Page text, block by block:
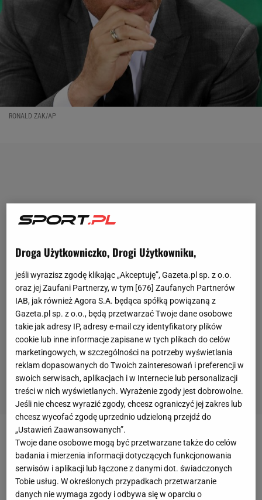
RONALD ZAK/AP
W niedzielęInterprzegrał w Genui z Sampdorią 0:1.
To była już piąta ligowa porażka pod wodzą
Holendra. Do tego dochodzą dwa przegrane mecze
na trzy rozegrane w Lidze Europy. Bilans fatalny.
Droga Użytkowniczko, Drogi Użytkowniku,
jeśli wyrazisz zgodę klikając „Akceptuję”, Gazeta.pl sp. z o.o.
oraz jej Zaufani Partnerzy, w tym [676] Zaufanych Partnerów
IAB, jak również Agora S.A. będąca spółką powiązaną z
Gazeta.pl sp. z o.o., będą przetwarzać Twoje dane osobowe
takie jak adresy IP, adresy e-mail czy identyfikatory plików
cookie lub inne informacje zapisane w tych plikach do celów
marketingowych, w szczególności na potrzeby wyświetlania
reklam dopasowanych do Twoich zainteresowań i preferencji w
swoich serwisach, aplikacjach i w Internecie lub personalizacji
treści w nich wyświetlanych. Wyrażenie zgody jest dobrowolne.
Jeśli nie chcesz wyrazić zgody, chcesz ograniczyć jej zakres lub
chcesz wycofać zgodę uprzednio udzieloną przejdź do
„Ustawień Zaawansowanych”.
Twoje dane osobowe mogą być przetwarzane także do celów
badania i mierzenia informacji dotyczących funkcjonowania
serwisów i aplikacji lub łączone z danymi dot. świadczonych
Tobie usług. W określonych przypadkach przetwarzanie
danych nie wymaga zgody i odbywa się w oparciu o